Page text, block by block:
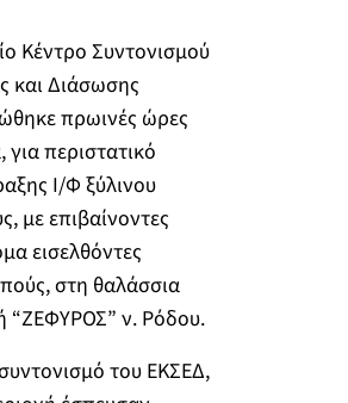
Κέντρο Συντονισμού
και Διάσωσης
πρωινές ώρες
περιστατικό
Ι/Φ ξύλινου
με επιβαίνοντες
εισελθόντες
στη θαλάσσια
“ΖΕΦΥΡΟΣ” ν. Ρόδου.
του ΕΚΣΕΔ,